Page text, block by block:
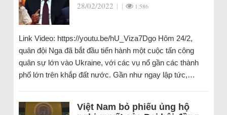
28/02/2022 | | 1.586
Link Video: https://youtu.be/hU_Viza7Dgo Hôm 24/2,
quân đội Nga đã bắt đầu tiến hành một cuộc tấn công
quân sự lớn vào Ukraine, với các vụ nổ gần các thành
phố lớn trên khắp đất nước. Gần như ngay lập tức,…
Việt Nam bỏ phiếu ủng hộ